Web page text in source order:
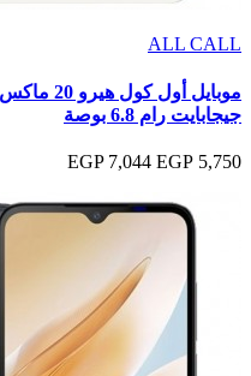
ALL CALL
جيجابايت رام 6.8 بوصة
5,750 EGP
7,044 EGP